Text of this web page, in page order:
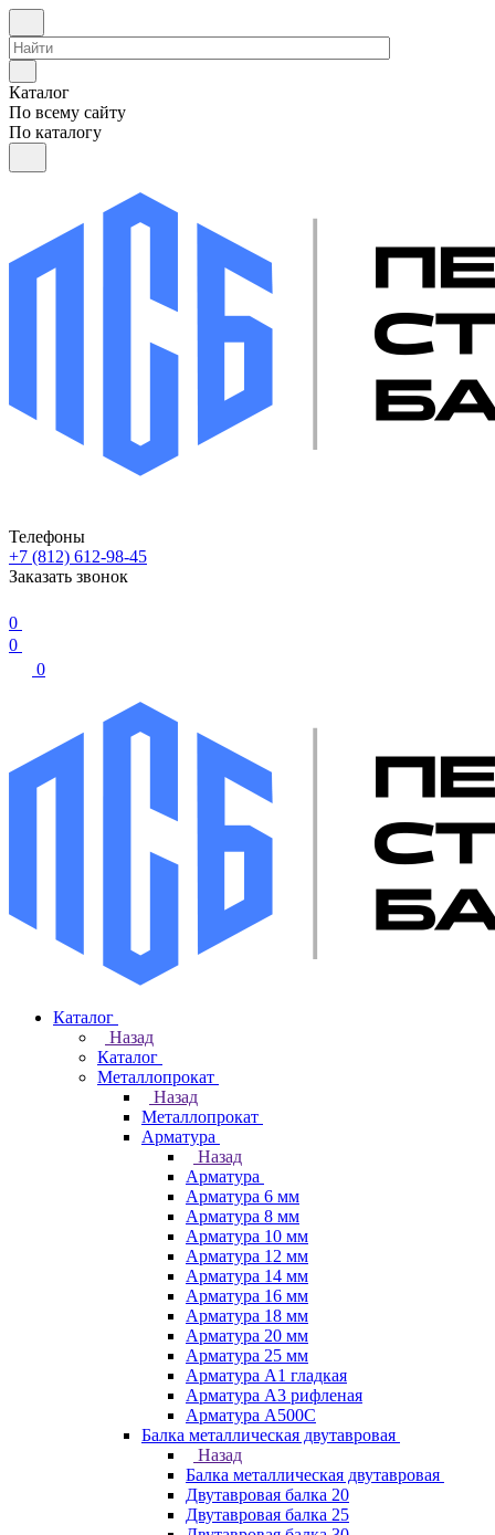
Каталог
По всему сайту
По каталогу
Телефоны
+7 (812) 612-98-45
Заказать звонок
0
0
0
Каталог
Назад
Каталог
Металлопрокат
Назад
Металлопрокат
Арматура
Назад
Арматура
Арматура 6 мм
Арматура 8 мм
Арматура 10 мм
Арматура 12 мм
Арматура 14 мм
Арматура 16 мм
Арматура 18 мм
Арматура 20 мм
Арматура 25 мм
Арматура А1 гладкая
Арматура А3 рифленая
Арматура А500С
Балка металлическая двутавровая
Назад
Балка металлическая двутавровая
Двутавровая балка 20
Двутавровая балка 25